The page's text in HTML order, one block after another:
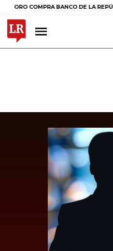
COMPRA BANCO DE LA REPÚBLICA